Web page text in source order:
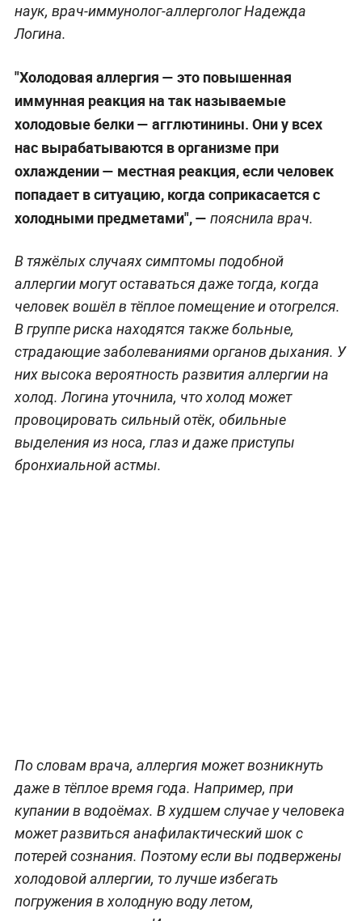
наук, врач-иммунолог-аллерголог Надежда
Логина.
"Холодовая аллергия — это повышенная
иммунная реакция на так называемые
холодовые белки — агглютинины. Они у всех
нас вырабатываются в организме при
охлаждении — местная реакция, если человек
попадает в ситуацию, когда соприкасается с
холодными предметами", — пояснила врач.
В тяжёлых случаях симптомы подобной
аллергии могут оставаться даже тогда, когда
человек вошёл в тёплое помещение и отогрелся.
В группе риска находятся также больные,
страдающие заболеваниями органов дыхания. У
них высока вероятность развития аллергии на
холод. Логина уточнила, что холод может
провоцировать сильный отёк, обильные
выделения из носа, глаз и даже приступы
бронхиальной астмы.
По словам врача, аллергия может возникнуть
даже в тёплое время года. Например, при
купании в водоёмах. В худшем случае у человека
может развиться анафилактический шок с
потерей сознания. Поэтому если вы подвержены
холодовой аллергии, то лучше избегать
погружения в холодную воду летом,